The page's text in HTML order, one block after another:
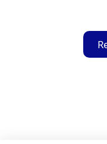
anhand der
nach